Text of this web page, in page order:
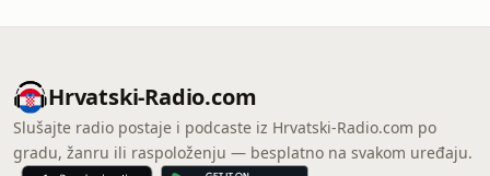
Hrvatski-Radio.com
Slušajte radio postaje i podcaste iz Hrvatski-Radio.com po
gradu, žanru ili raspoloženju — besplatno na svakom uređaju.